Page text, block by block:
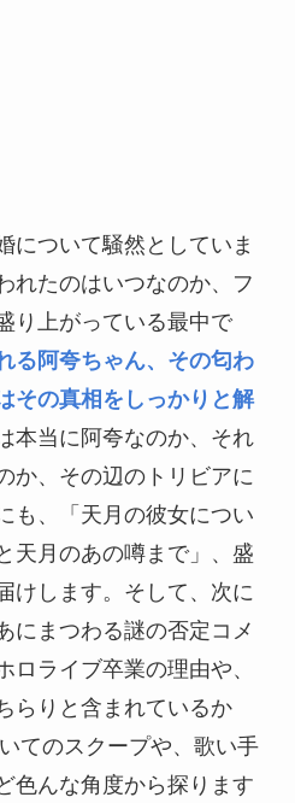
について騒然としていま
れたのはいつなのか、フ
り上がっている最中で
る阿夸ちゃん、その匂わ
その真相をしっかりと解
本当に阿夸なのか、それ
か、その辺のトリビアに
も、「天月の彼女につい
天月のあの噂まで」、盛
けします。そして、次に
にまつわる謎の否定コメ
ロライブ卒業の理由や、
らりと含まれているか
てのスクープや、歌い手
色んな角度から探ります